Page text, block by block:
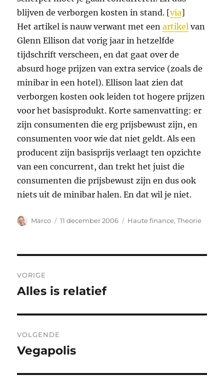
blijven de verborgen kosten in stand. [via]
Het artikel is nauw verwant met eenartikel van
Glenn Ellison dat vorig jaar in hetzelfde
tijdschrift verscheen, en dat gaat over de
absurd hoge prijzen van extra service (zoals de
minibar in een hotel). Ellison laat zien dat
verborgen kosten ook leiden tot hogere prijzen
voor het basisprodukt. Korte samenvatting: er
zijn consumenten die erg prijsbewust zijn, en
consumenten voor wie dat niet geldt. Als een
producent zijn basisprijs verlaagt ten opzichte
van een concurrent, dan trekt het juist die
consumenten die prijsbewust zijn en dus ook
niets uit de minibar halen. En dat wil je niet.
Auteur
Marco
Geplaatst
11 december 2006 Categorieën
Haute finance,Theorie
navigatie
VORIGE
Vorig
Alles is relatief
VOLGENDE
Volgend
Vegapolis